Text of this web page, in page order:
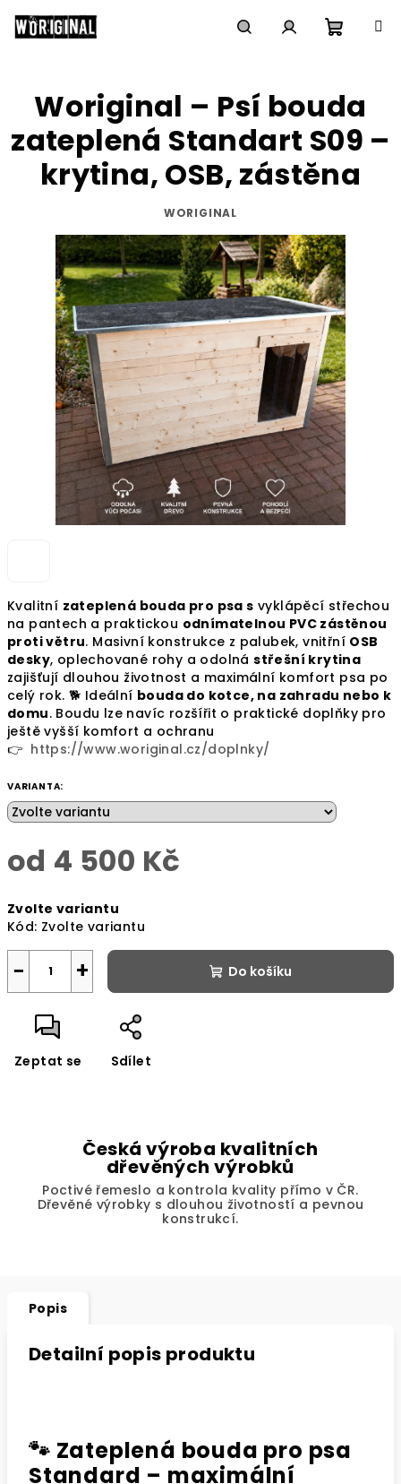
na
obsah
košík
Kvalitní zateplená bouda pro psa s vyklápěcí střechou
na pantech a praktickou odnímatelnou PVC zástěnou
proti větru. Masivní konstrukce z palubek, vnitřní OSB
desky, oplechované rohy a odolnástřešní krytina
zajišťují dlouhou životnost a maximální komfort psa po
celý rok. 🐕 Ideální bouda do kotce, na zahradu nebo k
domu. Boudu lze navíc rozšířit o praktické doplňky pro
ještě vyšší komfort a ochranu
👉 https://www.woriginal.cz/doplnky/
VARIANTA:
od 4 500 Kč
cena:
Zvolte variantu
Kód: Zvolte variantu
+
− Do košíku
Zeptat se Sdílet
Woriginal – Psí bouda
zateplená Standart S09 –
krytina, OSB, zástěna
WORIGINAL
Česká výroba kvalitních
dřevěných výrobků
Poctivé řemeslo a kontrola kvality přímo v ČR.
Dřevěné výrobky s dlouhou životností a pevnou
konstrukcí.
Popis
Detailní popis produktu
🐾 Zateplená bouda pro psa
Standard – maximální